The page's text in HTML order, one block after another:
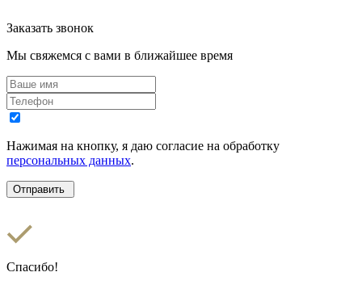
Заказать звонок
Мы свяжемся с вами в ближайшее время
Нажимая на кнопку, я даю согласие на обработку
персональных данных.
Спасибо!